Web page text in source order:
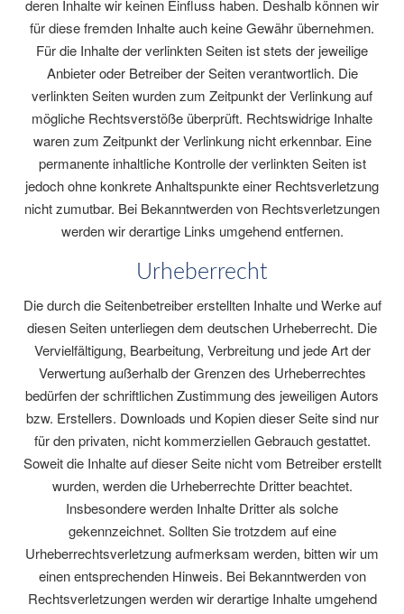
deren Inhalte wir keinen Einfluss haben. Deshalb können wir
für diese fremden Inhalte auch keine Gewähr übernehmen.
Für die Inhalte der verlinkten Seiten ist stets der jeweilige
Anbieter oder Betreiber der Seiten verantwortlich. Die
verlinkten Seiten wurden zum Zeitpunkt der Verlinkung auf
mögliche Rechtsverstöße überprüft. Rechtswidrige Inhalte
waren zum Zeitpunkt der Verlinkung nicht erkennbar. Eine
permanente inhaltliche Kontrolle der verlinkten Seiten ist
jedoch ohne konkrete Anhaltspunkte einer Rechtsverletzung
nicht zumutbar. Bei Bekanntwerden von Rechtsverletzungen
werden wir derartige Links umgehend entfernen.
Urheberrecht
Die durch die Seitenbetreiber erstellten Inhalte und Werke auf
diesen Seiten unterliegen dem deutschen Urheberrecht. Die
Vervielfältigung, Bearbeitung, Verbreitung und jede Art der
Verwertung außerhalb der Grenzen des Urheberrechtes
bedürfen der schriftlichen Zustimmung des jeweiligen Autors
bzw. Erstellers. Downloads und Kopien dieser Seite sind nur
für den privaten, nicht kommerziellen Gebrauch gestattet.
Soweit die Inhalte auf dieser Seite nicht vom Betreiber erstellt
wurden, werden die Urheberrechte Dritter beachtet.
Insbesondere werden Inhalte Dritter als solche
gekennzeichnet. Sollten Sie trotzdem auf eine
Urheberrechtsverletzung aufmerksam werden, bitten wir um
einen entsprechenden Hinweis. Bei Bekanntwerden von
Rechtsverletzungen werden wir derartige Inhalte umgehend